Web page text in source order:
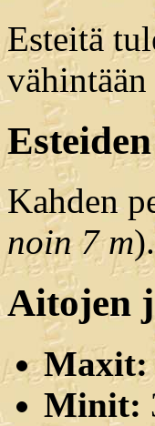
Esteitä
Kahden
noin 7 m).
Aitojen
Maxit:
Minit: